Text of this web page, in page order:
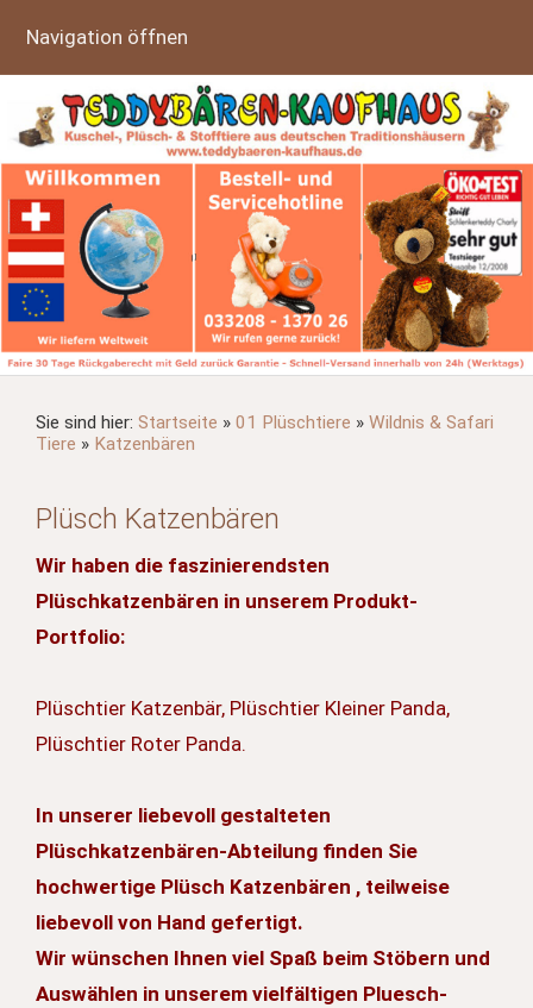
Navigation öffnen
Sie sind hier: Startseite » 01 Plüschtiere » Wildnis & Safari
Tiere » Katzenbären
Plüsch Katzenbären
Wir haben die faszinierendsten
Plüschkatzenbären in unserem Produkt-
Portfolio:
Plüschtier Katzenbär, Plüschtier Kleiner Panda,
Plüschtier Roter Panda.
In unserer liebevoll gestalteten
Plüschkatzenbären-Abteilung finden Sie
hochwertige Plüsch Katzenbären , teilweise
liebevoll von Hand gefertigt.
Wir wünschen Ihnen viel Spaß beim Stöbern und
Auswählen in unserem vielfältigen Pluesch-